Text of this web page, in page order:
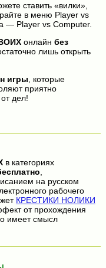
ставить «вилки»,
в меню Player vs
— Player vs Computer.
онлайн без
лишь открыть
игры , которые
приятно
дел!
в категориях
,
на русском
рабочего
КРЕСТИКИ НОЛИКИ
от прохождения
имеет смысл